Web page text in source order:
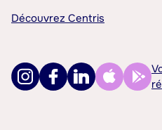
Découvrez Centris